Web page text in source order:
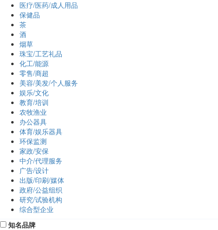
医疗/医药/成人用品
保健品
茶
酒
烟草
珠宝/工艺礼品
化工/能源
零售/商超
美容/美发/个人服务
娱乐/文化
教育/培训
农牧渔业
办公器具
体育/娱乐器具
环保监测
家政/安保
中介/代理服务
广告/设计
出版/印刷/媒体
政府/公益组织
研究/试验机构
综合型企业
知名品牌